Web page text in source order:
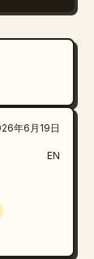
に魅了さ
はなく、
みを浮か
後のカット
ら捉えた
の美学、
、映画
ン、プレ
年6月19日
EN